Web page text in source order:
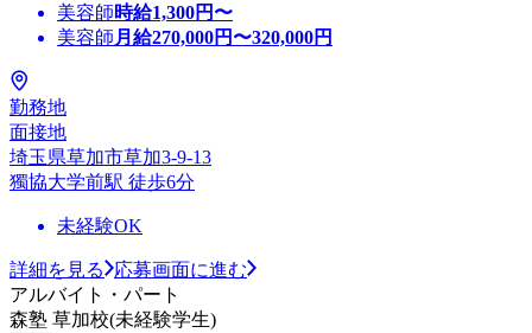
美容師時給1,300円〜
美容師 月給270,000円〜320,000円
勤務地
面接地
埼玉県草加市草加3-9-13
獨協大学前駅 徒歩6分
未経験OK
詳細を見る
応募画面に進む
アルバイト・パート
森塾 草加校(未経験学生)